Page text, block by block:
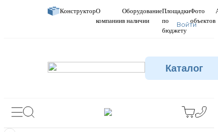
КонструкторО
компании
Оборудование
в наличии
Площадки
по
бюджету
Фото
объектов
Войти
Каталог